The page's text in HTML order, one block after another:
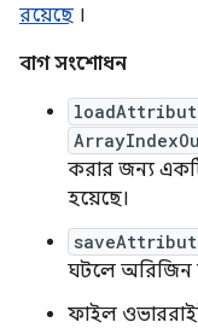
রয়েছে ।
বাগ সংশোধন
করার জন্য
হয়েছে।
ঘটলে অরিজিন
ফাইল